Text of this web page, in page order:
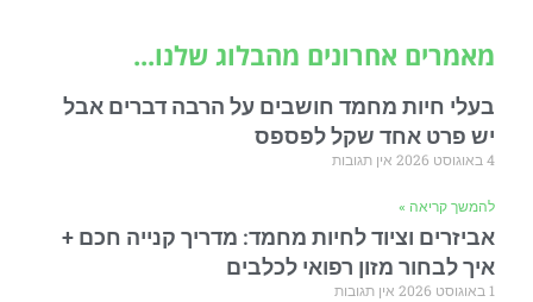
מאמרים אחרונים מהבלוג שלנו...
בעלי חיות מחמד חושבים על הרבה דברים אבל
יש פרט אחד שקל לפספס
4 באוגוסט 2026 אין תגובות
להמשך קריאה »
אביזרים וציוד לחיות מחמד: מדריך קנייה חכם +
איך לבחור מזון רפואי לכלבים
1 באוגוסט 2026 אין תגובות